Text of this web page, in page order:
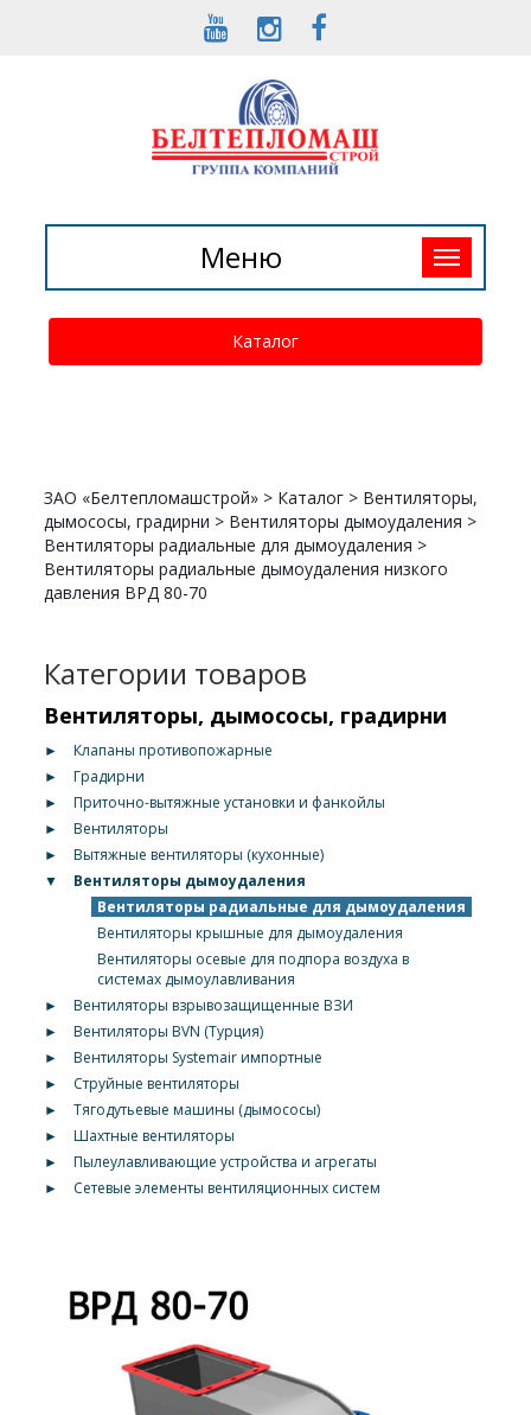
Toggle
navigation
Меню
Каталог
ЗАО «Белтепломашстрой» > Каталог > Вентиляторы,
дымососы, градирни > Вентиляторы дымоудаления >
Вентиляторы радиальные для дымоудаления >
Вентиляторы радиальные дымоудаления низкого
давления ВРД 80-70
Категории товаров
Вентиляторы, дымососы, градирни
►
Клапаны противопожарные
►
Градирни
►
Приточно-вытяжные установки и фанкойлы
►
Вентиляторы
►
Вытяжные вентиляторы (кухонные)
▼
Вентиляторы дымоудаления
Вентиляторы радиальные для дымоудаления
Вентиляторы крышные для дымоудаления
Вентиляторы осевые для подпора воздуха в
системах дымоулавливания
►
Вентиляторы взрывозащищенные ВЗИ
►
Вентиляторы BVN (Турция)
►
Вентиляторы Systemair импортные
►
Струйные вентиляторы
►
Тягодутьевые машины (дымососы)
►
Шахтные вентиляторы
►
Пылеулавливающие устройства и агрегаты
►
Сетевые элементы вентиляционных систем